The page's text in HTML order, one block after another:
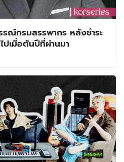
รณ์กรมสรรพากร หลังชำระ
ปเมื่อต้นปีที่ผ่านมา